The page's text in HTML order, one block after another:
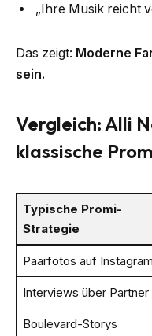
„Ihre Musik reicht
Das zeigt: Moderne
sein.
Vergleich: Alli
klassische
Typische Promi-
Strategie
Paarfotos auf Instagram
Interviews über Partner
Boulevard-Storys